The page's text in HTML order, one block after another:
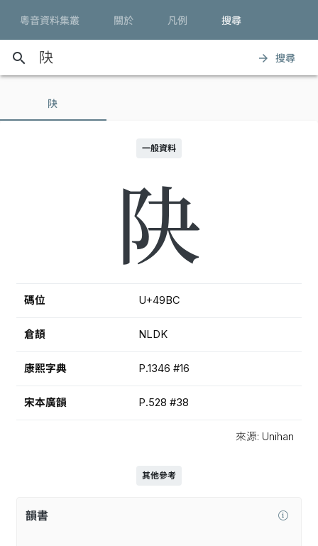
粵音資料集叢 關於 凡例 搜尋
search arrow_forward 搜尋
䦼
一般資料
䦼
碼位 U+49BC
倉頡 NLDK
康熙字典 P.1346 #16
宋本廣韻 P.528 #38
來源: Unihan
其他參考
韻書